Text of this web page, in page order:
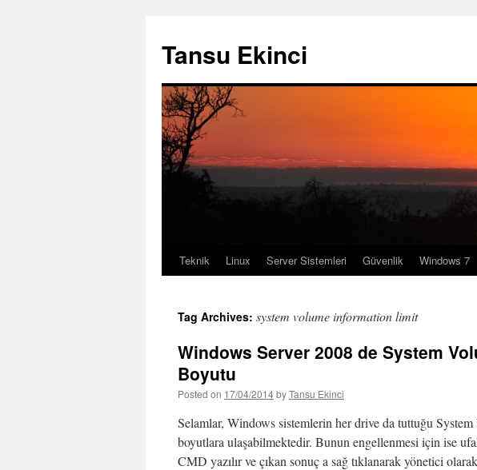
Tansu Ekinci
Skip
content
Teknik Linux Server Sistemleri Güvenlik Windows 7
Tag Archives: system volume information limit
Windows Server 2008 de System
Boyutu
Posted on 17/04/2014byTansu Ekinci
Selamlar, Windows sistemlerin her drive da tuttuğu
boyutlara ulaşabilmektedir. Bunun engellenmesi için ise
CMD yazılır ve çıkan sonuç a sağ tıklanarak yönetici